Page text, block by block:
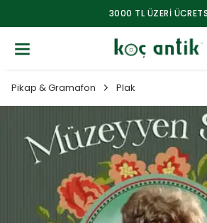
3000 TL ÜZERİ ÜCRETSİZ
Pikap & Gramafon Plak